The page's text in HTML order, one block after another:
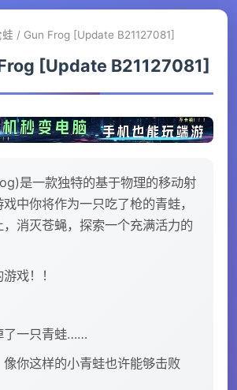
蛙 / Gun Frog [Update B21127081]
[Update B21127081]
是一款独特的基于物理的移动射
中你将作为一只吃了枪的青蛙，
，消灭苍蝇，探索一个充满活力的
戏！！
了一只青蛙……
像你这样的小青蛙也许能够击败